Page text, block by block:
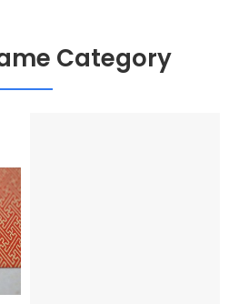
Category